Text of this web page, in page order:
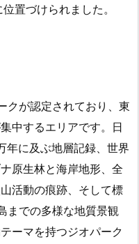
置づけられました。
クが認定されており、東
中するエリアです。日
年に及ぶ地層記録、世界
原生林と海岸地形、全
活動の痕跡、そして標
までの多様な地質景観
ーマを持つジオパーク